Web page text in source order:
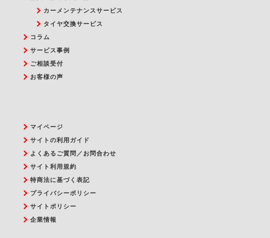
カーメンテナンスサービス
タイヤ交換サービス
コラム
サービス事例
ご相談受付
お客様の声
マイページ
サイトの利用ガイド
よくあるご質問／お問合わせ
サイト利用規約
特商法に基づく表記
プライバシーポリシー
サイトポリシー
企業情報